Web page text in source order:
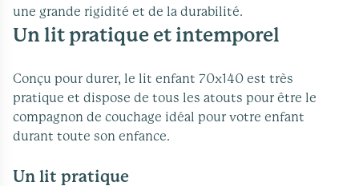
une grande rigidité et de la durabilité.
Un lit pratique et intemporel
Conçu pour durer, le lit enfant 70x140 est très
pratique et dispose de tous les atouts pour être le
compagnon de couchage idéal pour votre enfant
durant toute son enfance.
Un lit pratique